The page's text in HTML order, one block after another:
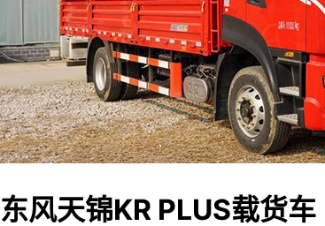
东风天锦KR PLUS载货车